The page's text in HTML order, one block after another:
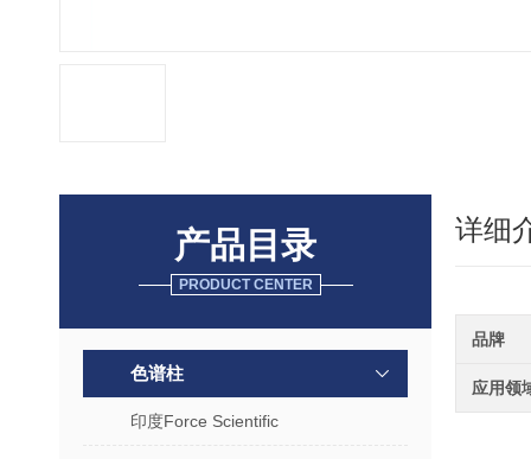
产品目录
PRODUCT CENTER
色谱柱
印度Force Scientific
详细
品牌
应用领